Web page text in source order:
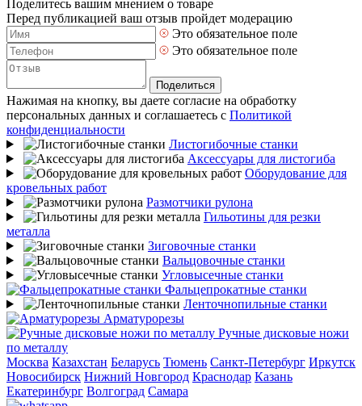
Поделитесь вашим мнением о товаре
Перед публикацией ваш отзыв пройдет модерацию
Это обязательное поле
Это обязательное поле
Поделиться
Нажимая на кнопку, вы даете согласие на обработку
персональных данных и соглашаетесь с Политикой
конфиденциальности
Листогибочные станки
Аксессуары для листогиба
Оборудование для
кровельных работ
Размотчики рулона
Гильотины для резки
металла
Зиговочные станки
Вальцовочные станки
Угловысечные станки
Фальцепрокатные станки
Ленточнопильные станки
Арматурорезы
Ручные дисковые ножи
по металлу
Москва Казахстан Беларусь Тюмень Санкт-Петербург Иркутск
Новосибирск Нижний Новгород Краснодар Казань
Екатеринбург Волгоград Самара